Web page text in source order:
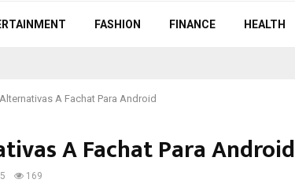
FASHION FINANCE HEALTH
A Fachat Para Android
A Fachat Para Android
169